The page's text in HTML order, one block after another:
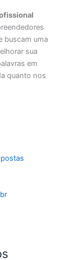
buscam uma
sua
em
quanto nos